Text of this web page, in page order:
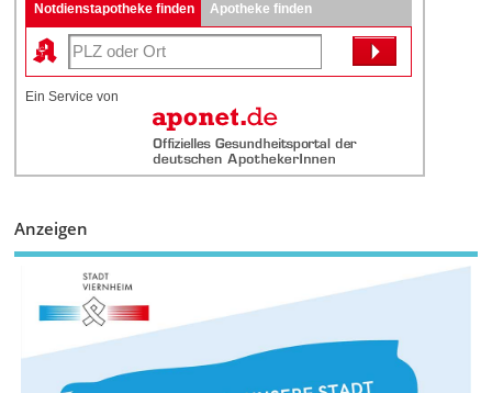
Notdienstapotheke finden Apotheke finden
Ein Service von
Anzeigen